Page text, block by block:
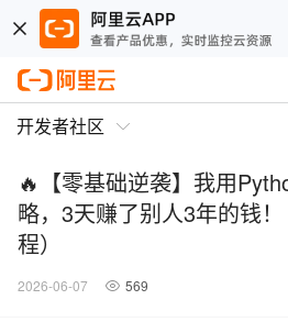
开发者社区
🔥【零基础逆袭】我用
略，3天赚了别人3年的钱
程）
2026-06-07 569